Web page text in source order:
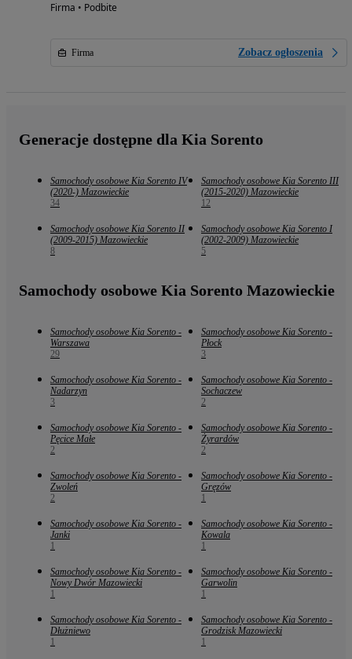
Firma • Podbite
Firma Zobacz ogłoszenia
Generacje dostępne dla Kia Sorento
Samochody osobowe Kia Sorento IV
(2020-) Mazowieckie
34
Samochody osobowe Kia Sorento III
(2015-2020) Mazowieckie
12
Samochody osobowe Kia Sorento II
(2009-2015) Mazowieckie
8
Samochody osobowe Kia Sorento I
(2002-2009) Mazowieckie
5
Samochody osobowe Kia Sorento Mazowieckie
Samochody osobowe Kia Sorento -
Warszawa
29
Samochody osobowe Kia Sorento -
Płock
3
Samochody osobowe Kia Sorento -
Nadarzyn
3
Samochody osobowe Kia Sorento -
Sochaczew
2
Samochody osobowe Kia Sorento -
Pęcice Małe
2
Samochody osobowe Kia Sorento -
Żyrardów
2
Samochody osobowe Kia Sorento -
Zwoleń
2
Samochody osobowe Kia Sorento -
Gręzów
1
Samochody osobowe Kia Sorento -
Janki
1
Samochody osobowe Kia Sorento -
Kowala
1
Samochody osobowe Kia Sorento -
Nowy Dwór Mazowiecki
1
Samochody osobowe Kia Sorento -
Garwolin
1
Samochody osobowe Kia Sorento -
Dłużniewo
1
Samochody osobowe Kia Sorento -
Grodzisk Mazowiecki
1